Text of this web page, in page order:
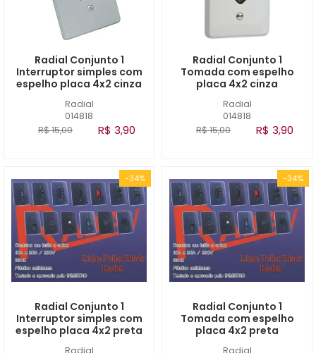
Radial
014818
Radial Conjunto 1
Interruptor simples com
espelho placa 4x2 cinza
R$ 15,00 R$ 3,90
Radial
014818
Radial Conjunto 1
Tomada com espelho
placa 4x2 cinza
R$ 15,00 R$ 3,90
-34%
Radial
Radial Conjunto 1
Interruptor simples com
espelho placa 4x2 preta
-34%
Radial
Radial Conjunto 1
Tomada com espelho
placa 4x2 preta